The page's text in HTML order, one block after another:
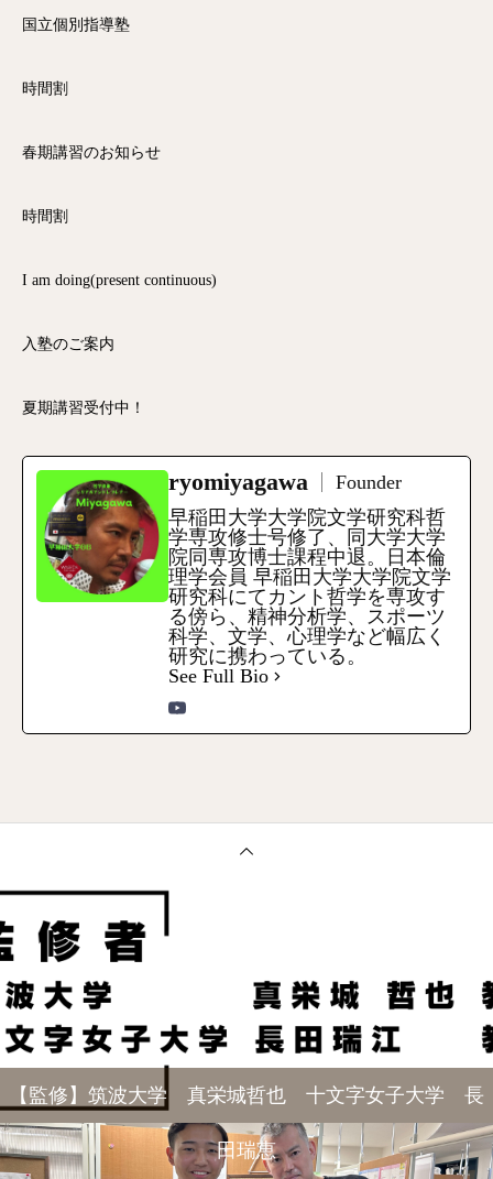
国立個別指導塾
時間割
春期講習のお知らせ
時間割
I am doing(present continuous)
入塾のご案内
夏期講習受付中！
ryomiyagawa
Founder
早稲田大学大学院文学研究科哲
学専攻修士号修了、同大学大学
院同専攻博士課程中退。日本倫
理学会員 早稲田大学大学院文学
研究科にてカント哲学を専攻す
る傍ら、精神分析学、スポーツ
科学、文学、心理学など幅広く
研究に携わっている。
See Full Bio
【監修】筑波大学 真栄城哲也 十文字女子大学 長
田瑞恵